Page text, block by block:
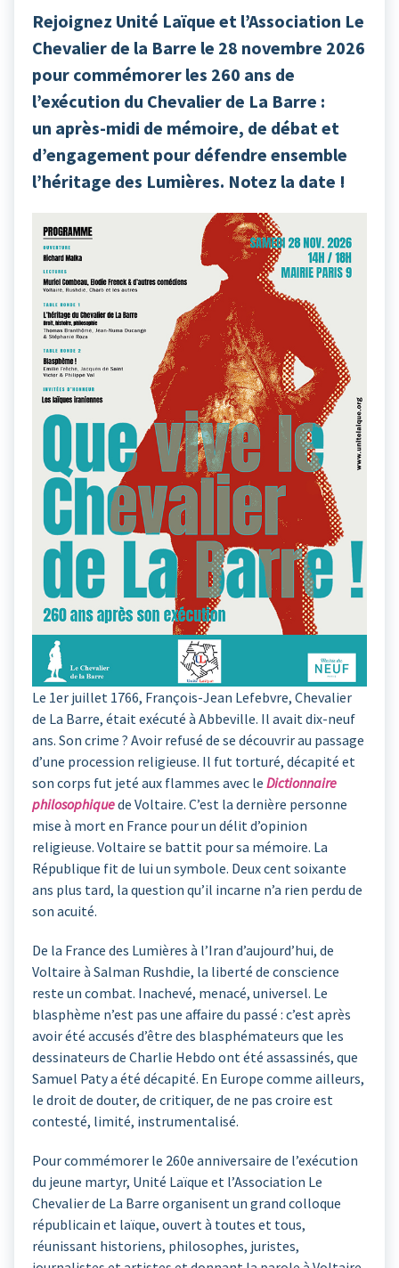
Rejoignez Unité Laïque et l’Association Le
Chevalier de la Barre le 28 novembre 2026
pour commémorer les 260 ans de
l’exécution du Chevalier de La Barre :
un après-midi de mémoire, de débat et
d’engagement pour défendre ensemble
l’héritage des Lumières. Notez la date !
Le 1er juillet 1766, François-Jean Lefebvre, Chevalier
de La Barre, était exécuté à Abbeville. Il avait dix-neuf
ans. Son crime ? Avoir refusé de se découvrir au passage
d’une procession religieuse. Il fut torturé, décapité et
son corps fut jeté aux flammes avec le Dictionnaire
philosophiquede Voltaire. C’est la dernière personne
mise à mort en France pour un délit d’opinion
religieuse. Voltaire se battit pour sa mémoire. La
République fit de lui un symbole. Deux cent soixante
ans plus tard, la question qu’il incarne n’a rien perdu de
son acuité.
De la France des Lumières à l’Iran d’aujourd’hui, de
Voltaire à Salman Rushdie, la liberté de conscience
reste un combat. Inachevé, menacé, universel. Le
blasphème n’est pas une affaire du passé : c’est après
avoir été accusés d’être des blasphémateurs que les
dessinateurs de Charlie Hebdo ont été assassinés, que
Samuel Paty a été décapité. En Europe comme ailleurs,
le droit de douter, de critiquer, de ne pas croire est
contesté, limité, instrumentalisé.
Pour commémorer le 260e anniversaire de l’exécution
du jeune martyr, Unité Laïque et l’Association Le
Chevalier de La Barre organisent un grand colloque
républicain et laïque, ouvert à toutes et tous,
réunissant historiens, philosophes, juristes,